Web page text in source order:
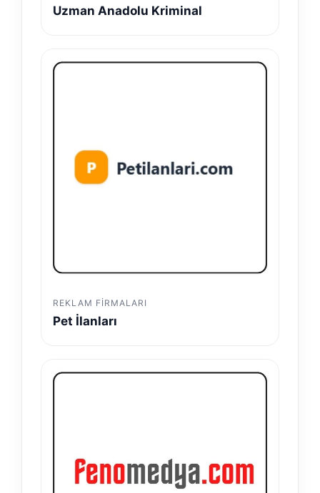
Uzman Anadolu Kriminal
REKLAM FIRMALARI
Pet İlanları